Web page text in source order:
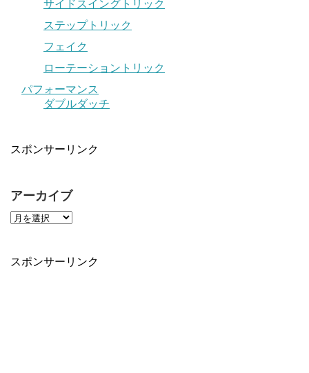
サイドスイングトリック
ステップトリック
フェイク
ローテーショントリック
パフォーマンス
ダブルダッチ
スポンサーリンク
アーカイブ
スポンサーリンク